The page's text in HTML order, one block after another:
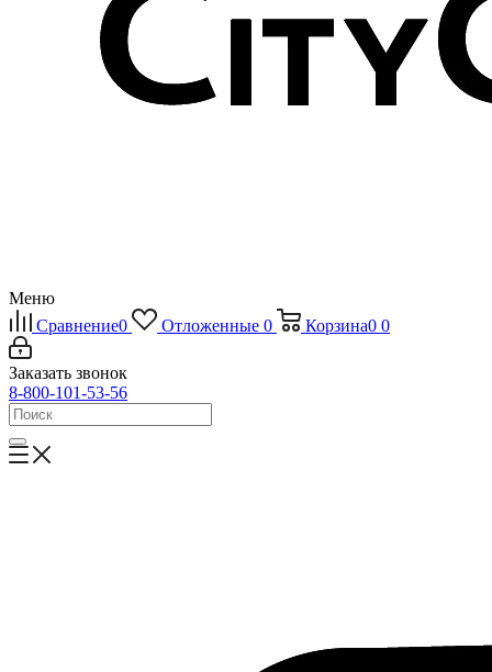
Меню
Сравнение0 Отложенные 0 Корзина0 0
Заказать звонок
8-800-101-53-56